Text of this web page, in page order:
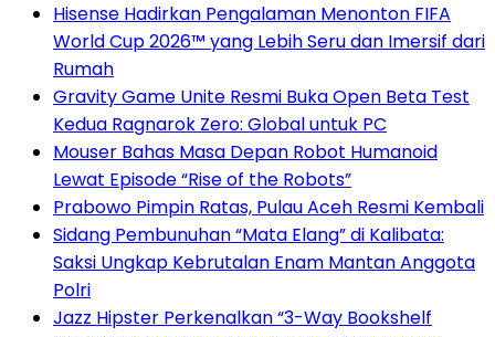
Hisense Hadirkan Pengalaman Menonton FIFA
World Cup 2026™ yang Lebih Seru dan Imersif dari
Rumah
Gravity Game Unite Resmi Buka Open Beta Test
Kedua Ragnarok Zero: Global untuk PC
Mouser Bahas Masa Depan Robot Humanoid
Lewat Episode “Rise of the Robots”
Prabowo Pimpin Ratas, Pulau Aceh Resmi Kembali
Sidang Pembunuhan “Mata Elang” di Kalibata:
Saksi Ungkap Kebrutalan Enam Mantan Anggota
Polri
Jazz Hipster Perkenalkan “3-Way Bookshelf